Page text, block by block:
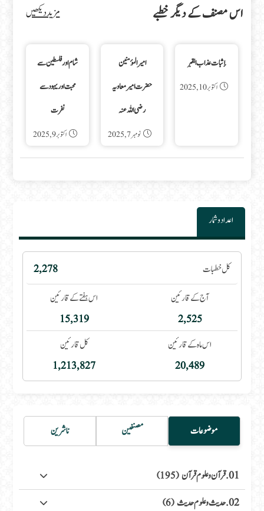
اس مصنف کے دیگر خطبے مزید دیکھیں
إثبات عذاب القبر
اکتوبر 10, 2025
امیرالمؤمنین
حضرت امیر معاویہ
رضی اللہ عنہ
نومبر 7, 2025
شام اور فلسطین سے
محبت اور یہود سے
نفرت
اکتوبر 9, 2025
اعداد و شمار
کل خطبات
2,278
آج کے قارئین
2,525
اس ہفتے کے قارئین
15,319
اس ماہ کے قارئین
20,489
کل قارئین
1,213,827
موضوعات مصنفین ناشرین
01. قرآن وعلوم قرآن (195)
02. حدیث وعلوم حدیث (6)